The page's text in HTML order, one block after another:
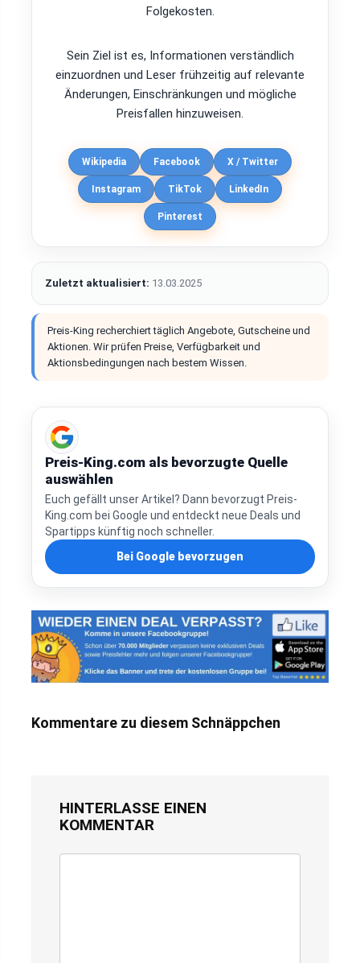
Folgekosten.
Sein Ziel ist es, Informationen verständlich
einzuordnen und Leser frühzeitig auf relevante
Änderungen, Einschränkungen und mögliche
Preisfallen hinzuweisen.
Wikipedia Facebook X / Twitter
Instagram TikTok LinkedIn
Pinterest
Zuletzt aktualisiert: 13.03.2025
Preis-King recherchiert täglich Angebote, Gutscheine und
Aktionen. Wir prüfen Preise, Verfügbarkeit und
Aktionsbedingungen nach bestem Wissen.
Preis-King.com als bevorzugte Quelle
auswählen
Euch gefällt unser Artikel? Dann bevorzugt Preis-
King.com bei Google und entdeckt neue Deals und
Spartipps künftig noch schneller.
Bei Google bevorzugen
Kommentare zu diesem Schnäppchen
HINTERLASSE EINEN
KOMMENTAR